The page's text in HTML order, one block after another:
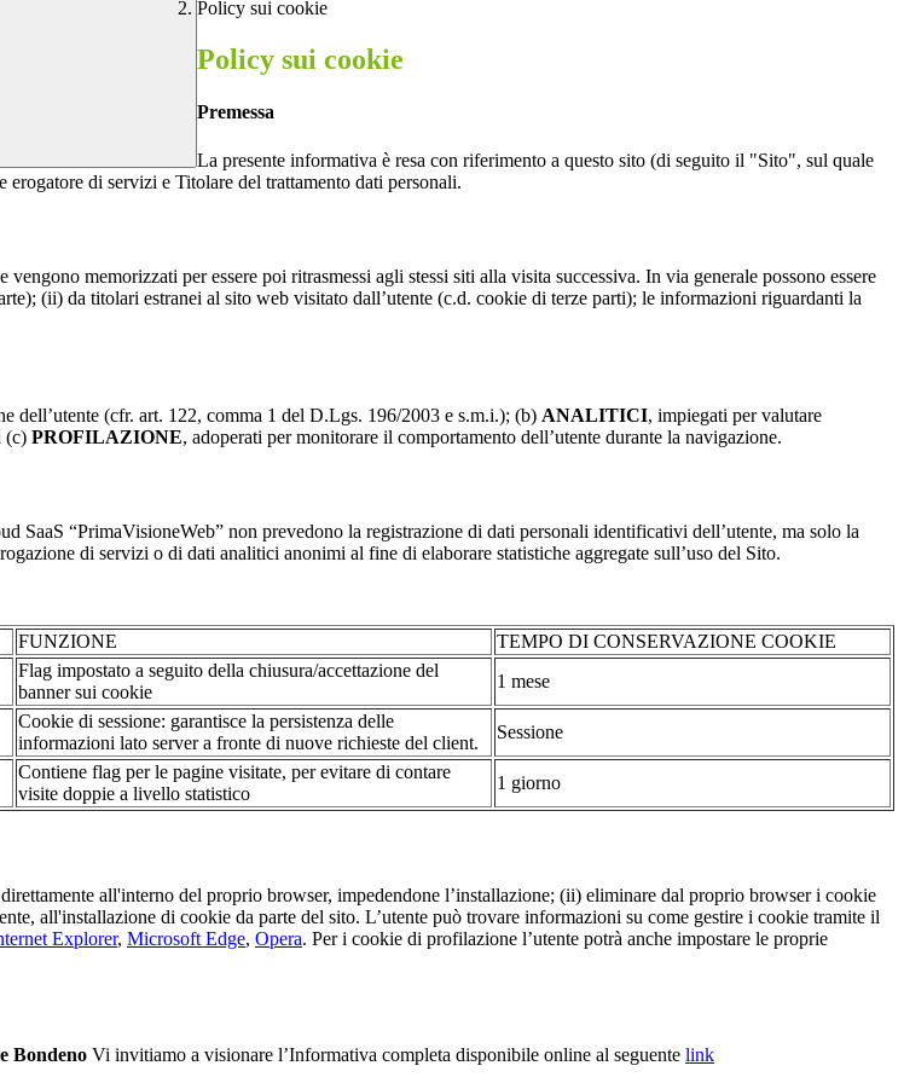
Policy sui cookie
Policy sui cookie
Premessa
La presente informativa è resa con riferimento a questo sito (di seguito il "Sito", sul quale
di servizi e Titolare del trattamento dati personali.
memorizzati per essere poi ritrasmessi agli stessi siti alla visita successiva. In via generale possono essere
(ii) da titolari estranei al sito web visitato dall’utente (c.d. cookie di terze parti); le informazioni riguardanti la
(cfr. art. 122, comma 1 del D.Lgs. 196/2003 e s.m.i.); (b) ANALITICI, impiegati per valutare
(c) PROFILAZIONE, adoperati per monitorare il comportamento dell’utente durante la navigazione.
“PrimaVisioneWeb” non prevedono la registrazione di dati personali identificativi dell’utente, ma solo la
di servizi o di dati analitici anonimi al fine di elaborare statistiche aggregate sull’uso del Sito.
FUNZIONE
TEMPO DI CONSERVAZIONE COOKIE
Flag impostato a seguito della chiusura/accettazione del
banner sui cookie
1 mese
Cookie di sessione: garantisce la persistenza delle
informazioni lato server a fronte di nuove richieste del client.
Sessione
Contiene flag per le pagine visitate, per evitare di contare
visite doppie a livello statistico
1 giorno
all'interno del proprio browser, impedendone l’installazione; (ii) eliminare dal proprio browser i cookie
all'installazione di cookie da parte del sito. L’utente può trovare informazioni su come gestire i cookie tramite il
Explorer, Microsoft Edge, Opera. Per i cookie di profilazione l’utente potrà anche impostare le proprie
Bondeno Vi invitiamo a visionare l’Informativa completa disponibile online al seguente link